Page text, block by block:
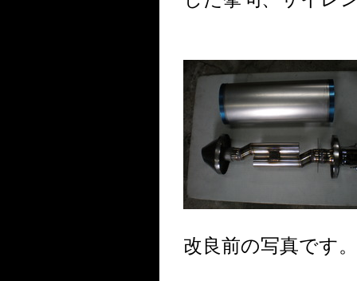
改良前の写真です。